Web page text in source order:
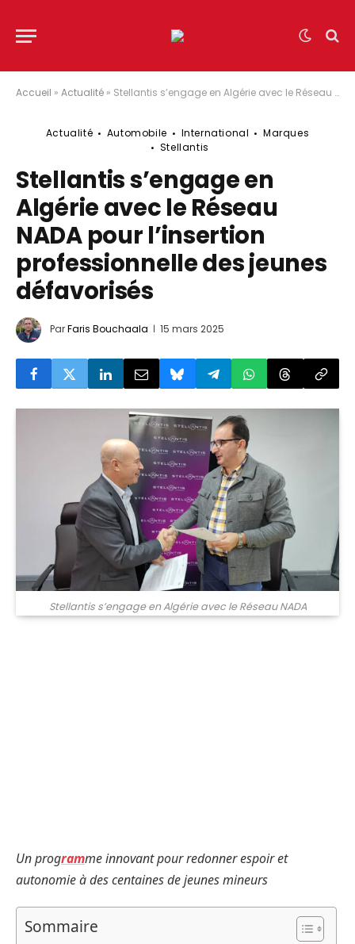
Accueil » Actualité » Stellantis s’engage en Algérie avec le Réseau NADA pour l’insertion professionnelle des jeunes défavorisés
Actualité Automobile International
Marques
Stellantis
Stellantis s’engage en
Algérie avec le Réseau
NADA pour l’insertion
professionnelle des jeunes
défavorisés
ParFaris Bouchaala 15 mars 2025
Stellantis s’engage en Algérie avec le Réseau NADA
Un programme innovant pour redonner espoir et
autonomie à des centaines de jeunes mineurs
Sommaire